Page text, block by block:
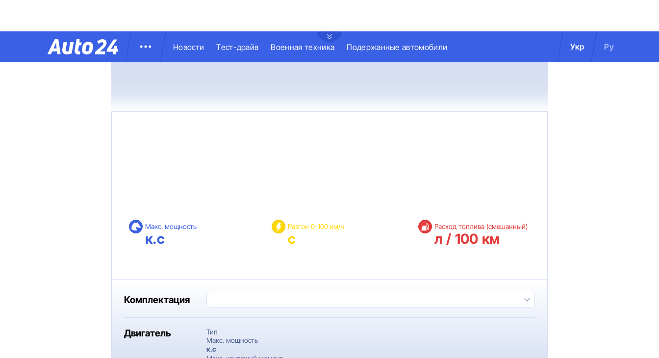
Новости Тест-драйв Военная техника Подержанные автомобили Укр Ру
Макс. мощность
к.с
Разгон 0-100 км/ч
с
Расход топлива (смешанный)
л / 100 км
Комплектация
Двигатель
Тип
Макс. мощность
к.c